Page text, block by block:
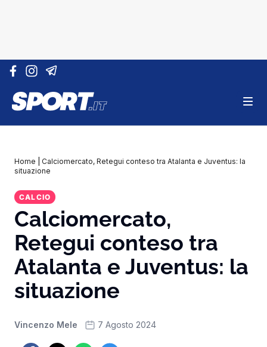
Vai al contenuto
Home
Calciomercato, Retegui conteso tra Atalanta e Juventus: la
situazione
CALCIO
Calciomercato,
Retegui conteso tra
Atalanta e Juventus: la
situazione
Vincenzo Mele 7 Agosto 2024